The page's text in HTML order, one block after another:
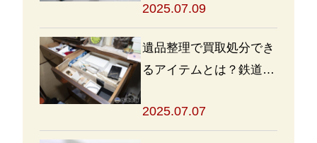
めよう
2025.07.09
遺品整理で買取処分でき
るアイテムとは？鉄道グ
も
2025.07.07